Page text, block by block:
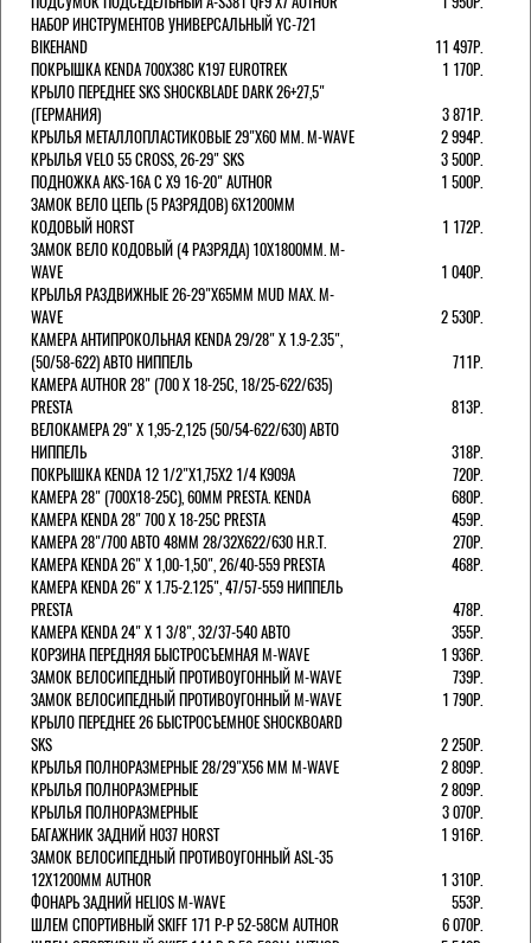
НАБОР ИНСТРУМЕНТОВ УНИВЕРСАЛЬНЫЙ YC-721
BIKEHAND
11 497Р.
ПОКРЫШКА KENDA 700Х38С K197 EUROTREK
1 170Р.
КРЫЛО ПЕРЕДНЕЕ SKS SHOCKBLADE DARK 26+27,5"
(ГЕРМАНИЯ)
3 871Р.
КРЫЛЬЯ МЕТАЛЛОПЛАСТИКОВЫЕ 29"Х60 ММ. M-WAVE
2 994Р.
КРЫЛЬЯ VELO 55 CROSS, 26-29" SKS
3 500Р.
ПОДНОЖКА AKS-16A C X9 16-20" AUTHOR
1 500Р.
ЗАМОК ВЕЛО ЦЕПЬ (5 РАЗРЯДОВ) 6Х1200ММ
КОДОВЫЙ HORST
1 172Р.
ЗАМОК ВЕЛО КОДОВЫЙ (4 РАЗРЯДА) 10Х1800ММ. M-
WAVE
1 040Р.
КРЫЛЬЯ РАЗДВИЖНЫЕ 26-29"Х65ММ MUD MAX. M-
WAVE
2 530Р.
КАМЕРА АНТИПРОКОЛЬНАЯ KENDA 29/28" Х 1.9-2.35",
(50/58-622) АВТО НИППЕЛЬ
711Р.
КАМЕРА AUTHOR 28" (700 Х 18-25С, 18/25-622/635)
PRESTA
813Р.
ВЕЛОКАМЕРА 29" X 1,95-2,125 (50/54-622/630) АВТО
НИППЕЛЬ
318Р.
ПОКРЫШКА KENDA 12 1/2"Х1,75X2 1/4 K909A
720Р.
КАМЕРА 28" (700Х18-25С), 60ММ PRESTA. KENDA
680Р.
КАМЕРА KENDA 28" 700 Х 18-25С PRESTA
459Р.
КАМЕРА 28"/700 АВТО 48ММ 28/32Х622/630 H.R.T.
270Р.
КАМЕРА KENDA 26" Х 1,00-1,50", 26/40-559 PRESTA
468Р.
КАМЕРА KENDA 26" Х 1.75-2.125", 47/57-559 НИППЕЛЬ
PRESTA
478Р.
КАМЕРА KENDA 24" Х 1 3/8", 32/37-540 АВТО
355Р.
КОРЗИНА ПЕРЕДНЯЯ БЫСТРОСЪЕМНАЯ M-WAVE
1 936Р.
ЗАМОК ВЕЛОСИПЕДНЫЙ ПРОТИВОУГОННЫЙ M-WAVE
739Р.
ЗАМОК ВЕЛОСИПЕДНЫЙ ПРОТИВОУГОННЫЙ M-WAVE
1 790Р.
КРЫЛО ПЕРЕДНЕЕ 26 БЫСТРОСЪЕМНОЕ SHOCKBOARD
SKS
2 250Р.
КРЫЛЬЯ ПОЛНОРАЗМЕРНЫЕ 28/29"Х56 ММ M-WAVE
2 809Р.
КРЫЛЬЯ ПОЛНОРАЗМЕРНЫЕ
2 809Р.
КРЫЛЬЯ ПОЛНОРАЗМЕРНЫЕ
3 070Р.
БАГАЖНИК ЗАДНИЙ H037 HORST
1 916Р.
ЗАМОК ВЕЛОСИПЕДНЫЙ ПРОТИВОУГОННЫЙ ASL-35
12Х1200ММ AUTHOR
1 310Р.
ФОНАРЬ ЗАДНИЙ HELIOS M-WAVE
553Р.
ШЛЕМ СПОРТИВНЫЙ SKIFF 171 Р-Р 52-58СМ AUTHOR
6 070Р.